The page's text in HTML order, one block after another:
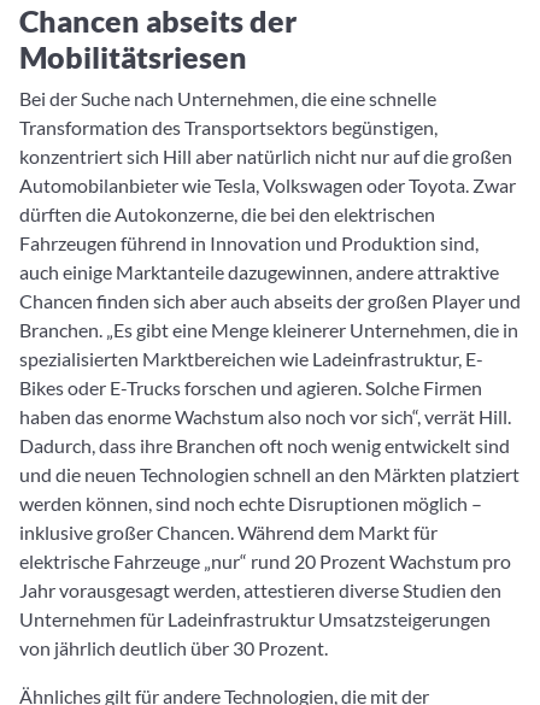
Chancen abseits der
Mobilitätsriesen
Bei der Suche nach Unternehmen, die eine schnelle
Transformation des Transportsektors begünstigen,
konzentriert sich Hill aber natürlich nicht nur auf die großen
Automobilanbieter wie Tesla, Volkswagen oder Toyota. Zwar
dürften die Autokonzerne, die bei den elektrischen
Fahrzeugen führend in Innovation und Produktion sind,
auch einige Marktanteile dazugewinnen, andere attraktive
Chancen finden sich aber auch abseits der großen Player und
Branchen. „Es gibt eine Menge kleinerer Unternehmen, die in
spezialisierten Marktbereichen wie Ladeinfrastruktur, E-
Bikes oder E-Trucks forschen und agieren. Solche Firmen
haben das enorme Wachstum also noch vor sich“, verrät Hill.
Dadurch, dass ihre Branchen oft noch wenig entwickelt sind
und die neuen Technologien schnell an den Märkten platziert
werden können, sind noch echte Disruptionen möglich –
inklusive großer Chancen. Während dem Markt für
elektrische Fahrzeuge „nur“ rund 20 Prozent Wachstum pro
Jahr vorausgesagt werden, attestieren diverse Studien den
Unternehmen für Ladeinfrastruktur Umsatzsteigerungen
von jährlich deutlich über 30 Prozent.
Ähnliches gilt für andere Technologien, die mit der